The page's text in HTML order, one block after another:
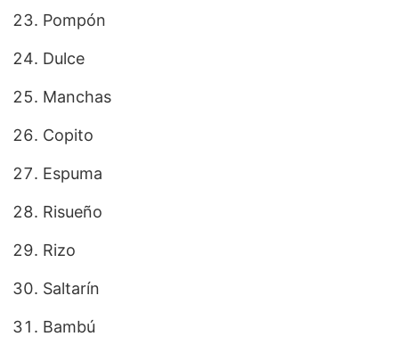
Pompón
Dulce
Manchas
Copito
Espuma
Risueño
Rizo
Saltarín
Bambú